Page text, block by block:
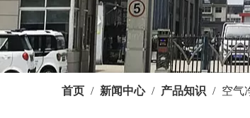
首页 / 新闻中心 / 产品知识 / 空气